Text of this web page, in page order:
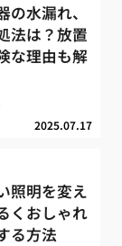
の水漏れ、
法は？放置
な理由も解
2025.07.17
照明を変え
くおしゃれ
る方法